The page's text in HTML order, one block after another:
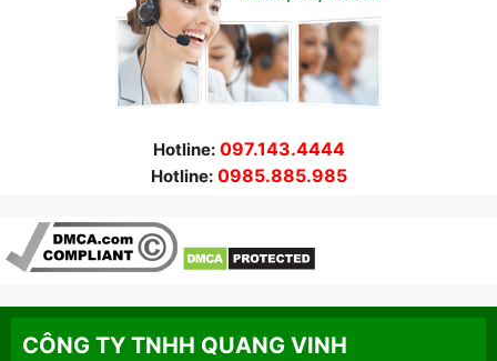
Hotline: 097.143.4444
Hotline: 0985.885.985
CÔNG TY TNHH QUANG VINH